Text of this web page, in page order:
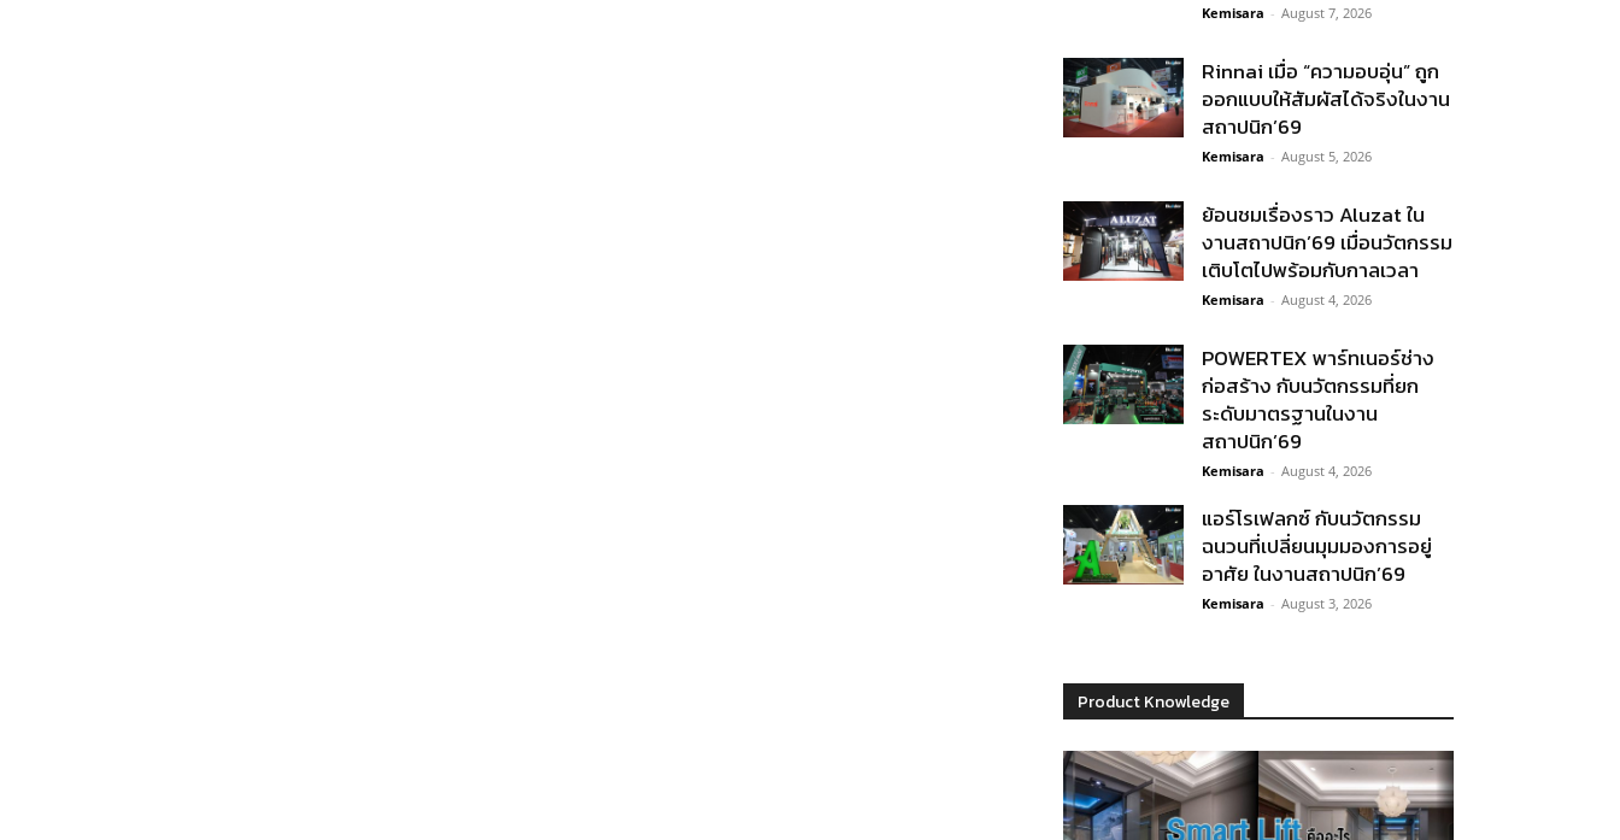
Kemisara - August 7, 2026
Rinnai เมื่อ “ความอบอุ่น” ถูก
ออกแบบให้สัมผัสได้จริงในงาน
สถาปนิก’69
Kemisara - August 5, 2026
ย้อนชมเรื่องราว Aluzat ใน
งานสถาปนิก’69 เมื่อนวัตกรรม
เติบโตไปพร้อมกับกาลเวลา
Kemisara - August 4, 2026
POWERTEX พาร์ทเนอร์ช่าง
ก่อสร้าง กับนวัตกรรมที่ยก
ระดับมาตรฐานในงาน
สถาปนิก’69
Kemisara - August 4, 2026
แอร์โรเฟลกซ์ กับนวัตกรรม
ฉนวนที่เปลี่ยนมุมมองการอยู่
อาศัย ในงานสถาปนิก’69
Kemisara - August 3, 2026
Product Knowledge